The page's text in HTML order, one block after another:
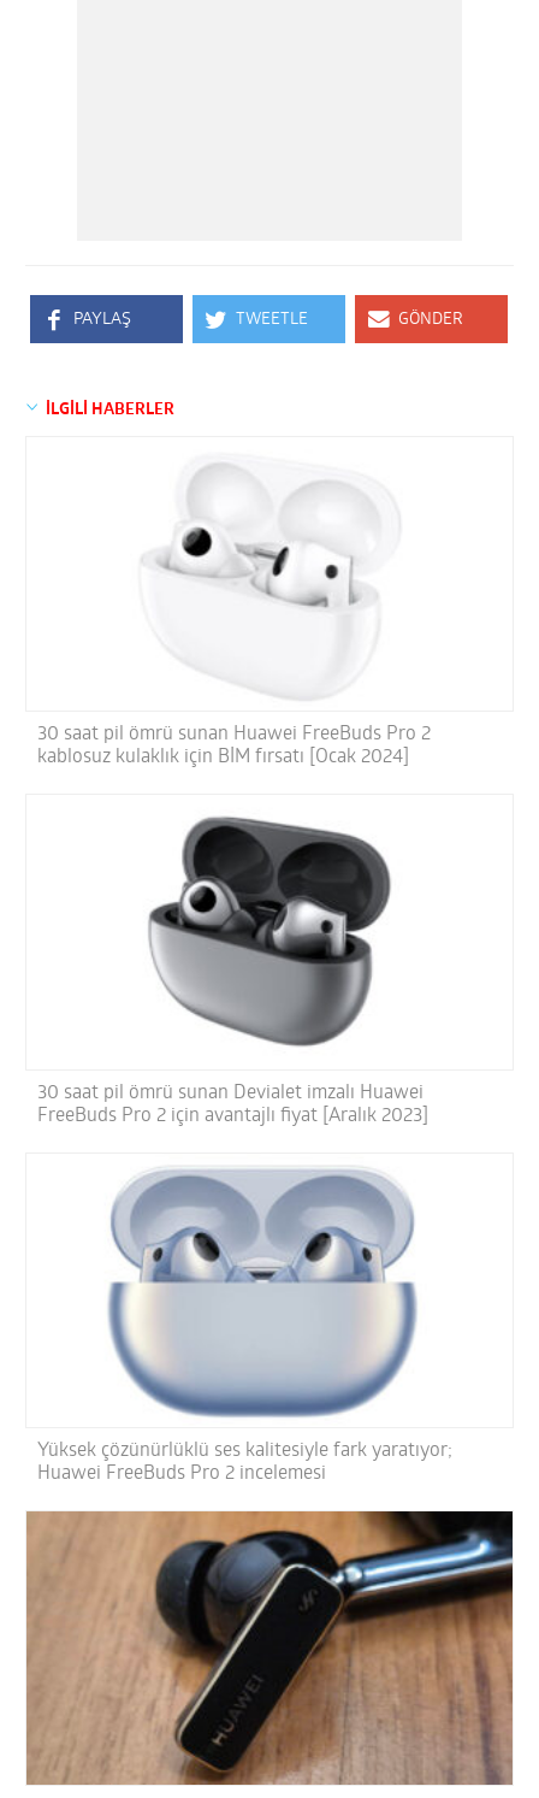
PAYLAŞ TWEETLE GÖNDER
İLGİLİ HABERLER
30 saat pil ömrü sunan Huawei FreeBuds Pro 2
kablosuz kulaklık için BİM fırsatı [Ocak 2024]
30 saat pil ömrü sunan Devialet imzalı Huawei
FreeBuds Pro 2 için avantajlı fiyat [Aralık 2023]
Yüksek çözünürlüklü ses kalitesiyle fark yaratıyor;
Huawei FreeBuds Pro 2 incelemesi